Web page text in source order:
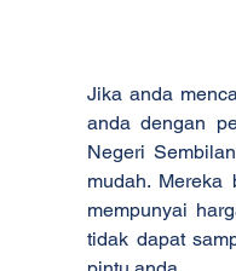
Jika anda
anda dengan
Negeri
mudah.
mempunyai
tidak dapat